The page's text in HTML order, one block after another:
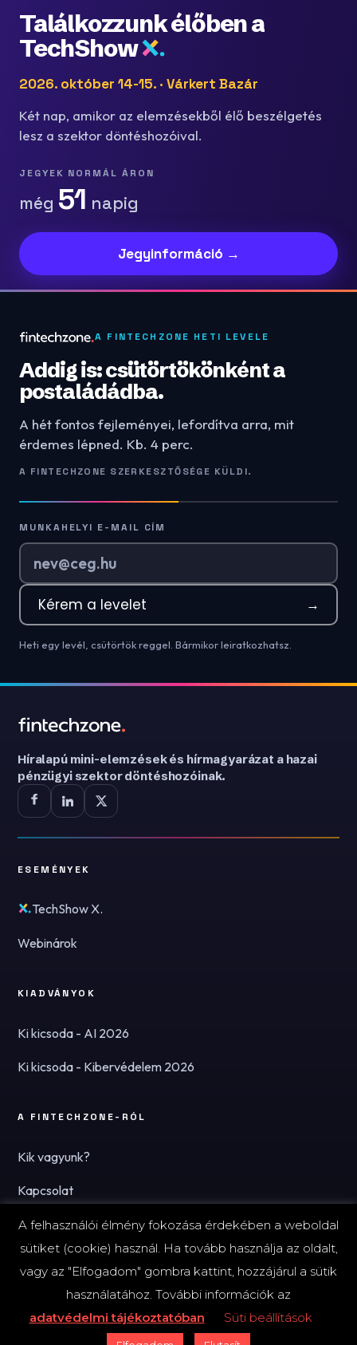
Találkozzunk élőben a
TechShow
2026. október 14-15. · Várkert Bazár
Két nap, amikor az elemzésekből élő beszélgetés
lesz a szektor döntéshozóival.
JEGYEK NORMÁL ÁRON
még 51 napig
Jegyinformáció →
A FINTECHZONE HETI LEVELE
Addig is: csütörtökönként a
postaládádba.
A hét fontos fejleményei, lefordítva arra, mit
érdemes lépned. Kb. 4 perc.
A FINTECHZONE SZERKESZTŐSÉGE KÜLDI.
MUNKAHELYI E-MAIL CÍM
Kérem a levelet →
Heti egy levél, csütörtök reggel. Bármikor leiratkozhatsz.
Híralapú mini-elemzések és hírmagyarázat a hazai
pénzügyi szektor döntéshozóinak.
ESEMÉNYEK
TechShow X.
Webinárok
KIADVÁNYOK
Ki kicsoda - AI 2026
Ki kicsoda - Kibervédelem 2026
A FINTECHZONE-RÓL
Kik vagyunk?
Kapcsolat
Hírlevél
© 2026 FinTechZone.hu - A FinTech Group Kft.
Adatvédelmi tájékoztató (PDF)Süti-beállítások
A felhasználói élmény fokozása érdekében a weboldal
sütiket (cookie) használ. Ha tovább használja az oldalt,
vagy az "Elfogadom" gombra kattint, hozzájárul a sütik
használatához. További információk az
adatvédelmi tájékoztatóban
Süti beállítások